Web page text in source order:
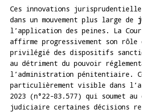
Ces innovations
dans un mouvement plus large de
l’application des peines. La
affirme progressivement son rôle
privilégié des dispositifs
au détriment du pouvoir
l’administration pénitentiaire.
particulièrement visible dans
2023 (n°22-83.577) qui soumet
judiciaire certaines décisions